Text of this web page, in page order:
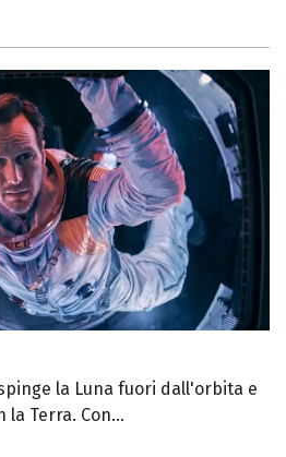
la Luna fuori dall'orbita e
Terra. Con...